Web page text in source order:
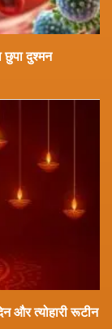
छुपा दुश्मन
और त्योहारी रूटीन